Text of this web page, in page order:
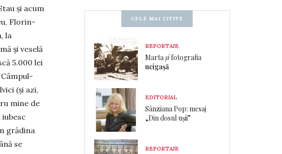
și acum
Florin-
la
și veselă
5.000 lei
(și azi,
mine de
gră­dina
se
CELE MAI CITITE
REPORTAJE
Martașifotografia
ucigașă
EDITORIAL
Sânziana Pop: mesaj
„Din dosul ușii”
REPORTAJE